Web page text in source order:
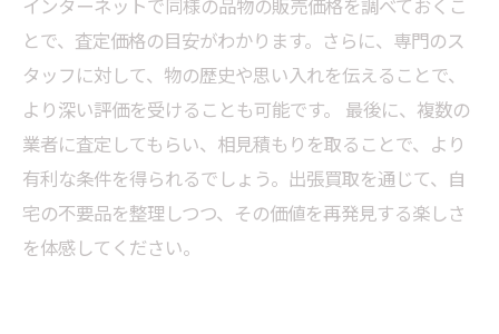
インターネットで同様の品物の販売価格を調べておくこ
とで、査定価格の目安がわかります。さらに、専門のス
タッフに対して、物の歴史や思い入れを伝えることで、
より深い評価を受けることも可能です。 最後に、複数の
業者に査定してもらい、相見積もりを取ることで、より
有利な条件を得られるでしょう。出張買取を通じて、自
宅の不要品を整理しつつ、その価値を再発見する楽しさ
を体感してください。